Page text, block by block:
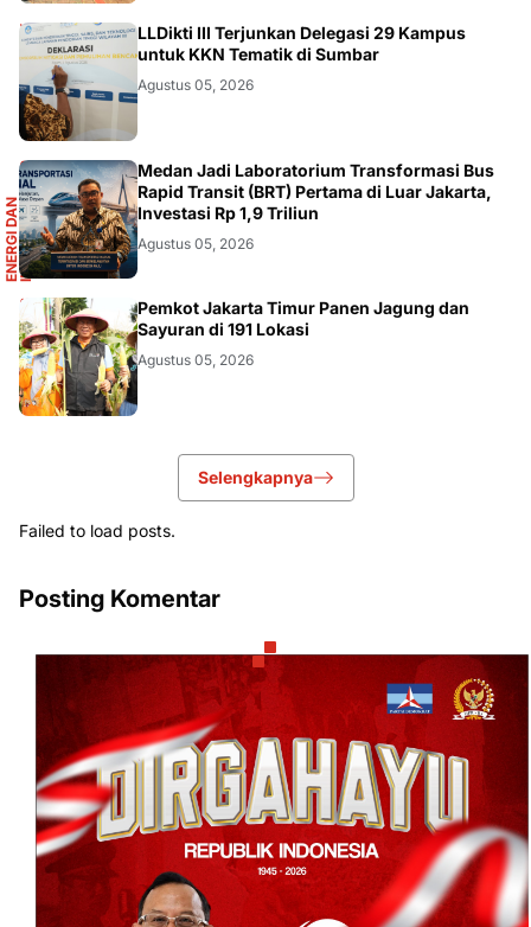
DIKBUDRISTEK
LLDikti III Terjunkan Delegasi 29 Kampus
untuk KKN Tematik di Sumbar
Agustus 05, 2026
E
N
E
R
G
I
D
A
N
I
N
F
R
A
S
T
R
U
K
T
UR
Medan Jadi Laboratorium Transformasi Bus
Rapid Transit (BRT) Pertama di Luar Jakarta,
Investasi Rp 1,9 Triliun
Agustus 05, 2026
AKURATNEWS
Pemkot Jakarta Timur Panen Jagung dan
Sayuran di 191 Lokasi
Agustus 05, 2026
Selengkapnya
Failed to load posts.
Posting Komentar